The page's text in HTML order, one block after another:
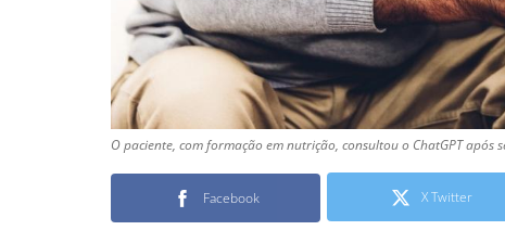
O paciente, com formação em nutrição, consultou o ChatGPT após
Facebook X Twitter